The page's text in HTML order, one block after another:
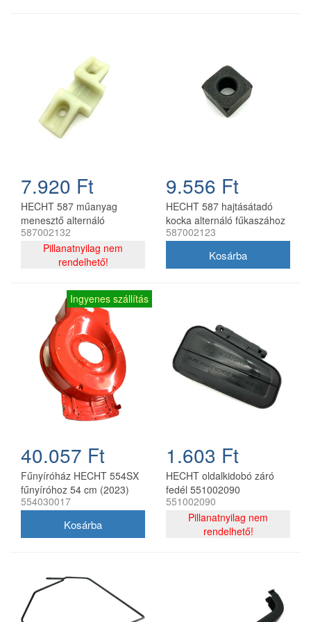
7.920 Ft
HECHT 587 műanyag
menesztő alternáló
fűkaszához
587002132
Pillanatnyilag nem
rendelhető!
9.556 Ft
HECHT 587 hajtásátadó
kocka alternáló fűkaszához
587002123
Ingyenes szállítás
40.057 Ft
Fűnyíróház HECHT 554SX
fűnyíróhoz 54 cm (2023)
554030017
1.603 Ft
HECHT oldalkidobó záró
fedél 551002090
551002090
Pillanatnyilag nem
rendelhető!